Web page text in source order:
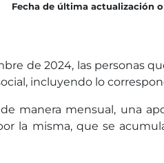
Fecha de última actualización
de 2024, las personas
incluyendo lo
manera mensual, una
la misma, que se